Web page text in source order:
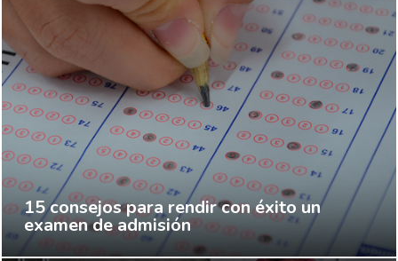
15 consejos para rendir con éxito un
examen de admisión